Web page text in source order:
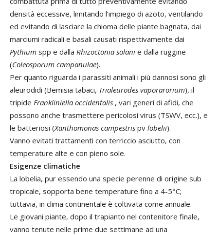
densità eccessive, limitando l’impiego di azoto, ventilando
ed evitando di lasciare la chioma delle piante bagnata, dai
marciumi radicali e basali causati rispettivamente dai
Pythium spp e dalla Rhizoctonia solani e dalla ruggine
(Coleosporum campanulae).
Per quanto riguarda i parassiti animali i più dannosi sono gli
aleurodidi (Bemisia tabaci, Trialeurodes vaporarorium), il
tripide Frankliniella occidentalis , vari generi di afidi, che
possono anche trasmettere pericolosi virus (TSWV, ecc.), e
le batteriosi (Xanthomonas campestris pv lobelii).
Vanno evitati trattamenti con terriccio asciutto, con
temperature alte e con pieno sole.
Esigenze climatiche
La lobelia, pur essendo una specie perenne di origine sub
tropicale, sopporta bene temperature fino a 4-5°C;
tuttavia, in clima continentale è coltivata come annuale.
Le giovani piante, dopo il trapianto nel contenitore finale,
vanno tenute nelle prime due settimane ad una